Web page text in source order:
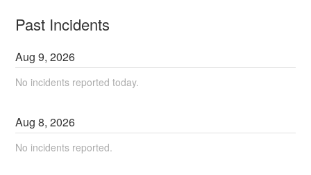
Past Incidents
Aug9,2026
No incidents reported today.
Aug8,2026
No incidents reported.